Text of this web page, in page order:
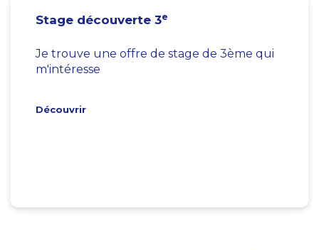
Stage découverte 3e
Je trouve une offre de stage de 3ème qui
m'intéresse
Découvrir